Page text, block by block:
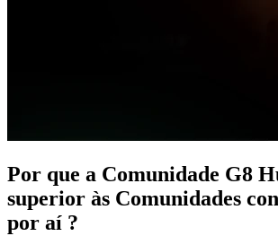
Por que a Comunidade G8
superior às Comunidades
por aí ?